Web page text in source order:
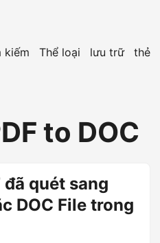
kiếm Thể loại lưu trữ thẻ
to DOC
đã quét sang
DOC File trong